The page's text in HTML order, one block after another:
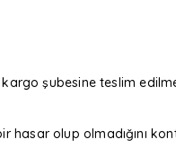
şubesine teslim
olup olmadığını